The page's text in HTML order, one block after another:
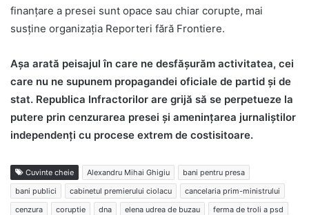
finanțare a presei sunt opace sau chiar corupte, mai
susține organizația Reporteri fără Frontiere.
Așa arată peisajul în care ne desfășurăm activitatea, cei
care nu ne supunem propagandei oficiale de partid și de
stat. Republica Infractorilor are grijă să se perpetueze la
putere prin cenzurarea presei și amenințarea jurnaliștilor
independenți cu procese extrem de costisitoare.
Cuvinte cheie Alexandru Mihai Ghigiu
bani pentru presa
bani publici
cabinetul premierului ciolacu
cancelaria prim-ministrului
cenzura
coruptie dna elena udrea de buzau
ferma de troli a psd